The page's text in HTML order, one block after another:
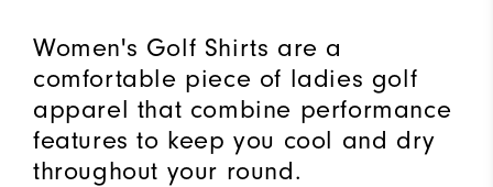
Women's Golf Shirts are a
comfortable piece of ladies golf
apparel that combine performance
features to keep you cool and dry
throughout your round.